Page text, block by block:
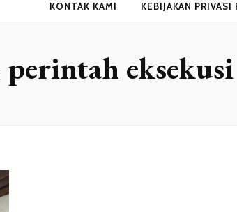
KONTAK KAMI KEBIJAKAN PRIVASI
perintah